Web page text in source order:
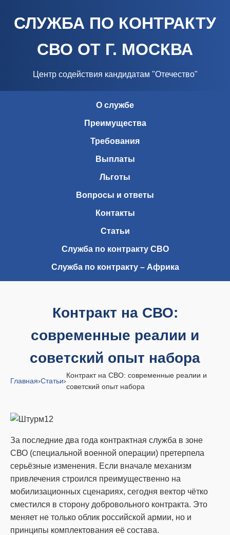
СЛУЖБА ПО КОНТРАКТУ
СВО ОТ Г. МОСКВА
Центр содействия кандидатам "Отечество"
О службе
Преимущества
Требования
Выплаты
Льготы
Вопросы и ответы
Контакты
Статьи
Служба по контракту СВО
Служба по контракту – Африка
Контракт на СВО:
современные реалии и
советский опыт набора
Главная›Статьи›
Контракт на СВО: современные реалии и
советский опыт набора
За последние два года контрактная служба в зоне
СВО (специальной военной операции) претерпела
серьёзные изменения. Если вначале механизм
привлечения строился преимущественно на
мобилизационных сценариях, сегодня вектор чётко
сместился в сторону добровольного контракта. Это
меняет не только облик российской армии, но и
принципы комплектования её состава.